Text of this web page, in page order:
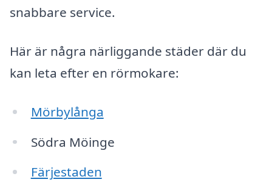
snabbare service.
Här är några närliggande städer där du
kan leta efter en rörmokare:
Mörbylånga
Södra Möinge
Färjestaden